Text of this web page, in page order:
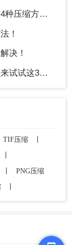
缩方法！
！
决！
压缩方法！
TIF压缩
PNG压缩